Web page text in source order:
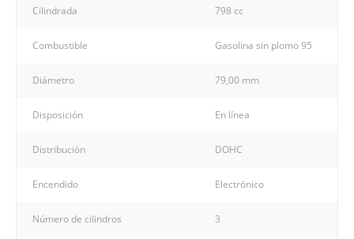
Cilindrada 798 cc
Combustible Gasolina sin plomo 95
Diámetro 79,00 mm
Disposición En línea
Distribución DOHC
Encendido Electrónico
Número de cilindros 3